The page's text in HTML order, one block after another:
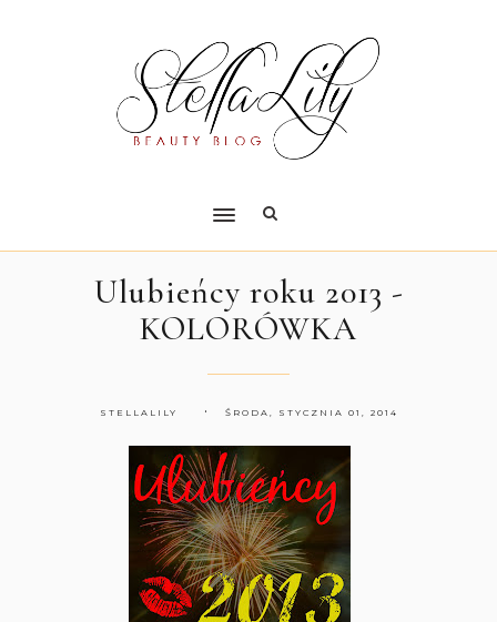
Ulubieńcy roku 2013 -
KOLORÓWKA
STELLALILY ŚRODA, STYCZNIA 01, 2014